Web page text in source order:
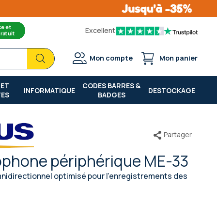
et Excellent
Chercher
Chercher
Mon compte Mon panier
INFORMATIQUE
CODES BARRES &
BADGES
DESTOCKAGE
périphérique ME-33
optimisé pour l'enregistrements des
Partager